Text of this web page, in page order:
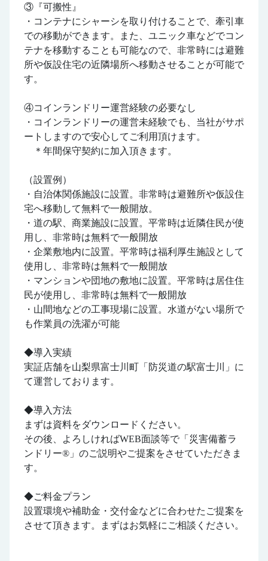
③『可搬性』
・コンテナにシャーシを取り付けることで、牽引車
での移動ができます。また、ユニック車などでコン
テナを移動することも可能なので、非常時には避難
所や仮設住宅の近隣場所へ移動させることが可能で
す。
④コインランドリー運営経験の必要なし
・コインランドリーの運営未経験でも、当社がサポ
ートしますので安心してご利用頂けます。
＊年間保守契約に加入頂きます。
（設置例）
・自治体関係施設に設置。非常時は避難所や仮設住
宅へ移動して無料で一般開放。
・道の駅、商業施設に設置。平常時は近隣住民が使
用し、非常時は無料で一般開放
・企業敷地内に設置。平常時は福利厚生施設として
使用し、非常時は無料で一般開放
・マンションや団地の敷地に設置。平常時は居住住
民が使用し、非常時は無料で一般開放
・山間地などの工事現場に設置。水道がない場所で
も作業員の洗濯が可能
◆導入実績
実証店舗を山梨県富士川町「防災道の駅富士川」に
て運営しております。
◆導入方法
まずは資料をダウンロードください。
その後、よろしければWEB面談等で「災害備蓄ラ
ンドリー®」のご説明やご提案をさせていただきま
す。
◆ご料金プラン
設置環境や補助金・交付金などに合わせたご提案を
させて頂きます。まずはお気軽にご相談ください。